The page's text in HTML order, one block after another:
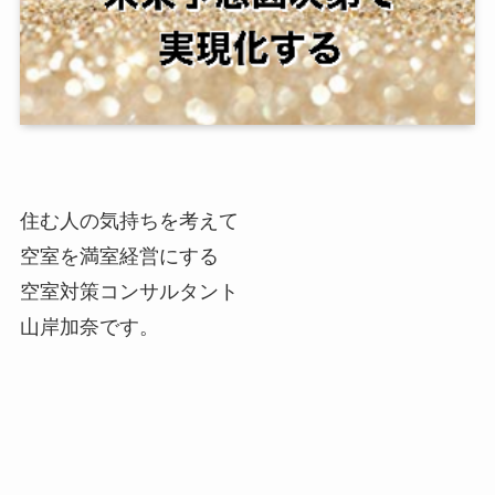
住む人の気持ちを考えて
空室を満室経営にする
空室対策コンサルタント
山岸加奈です。